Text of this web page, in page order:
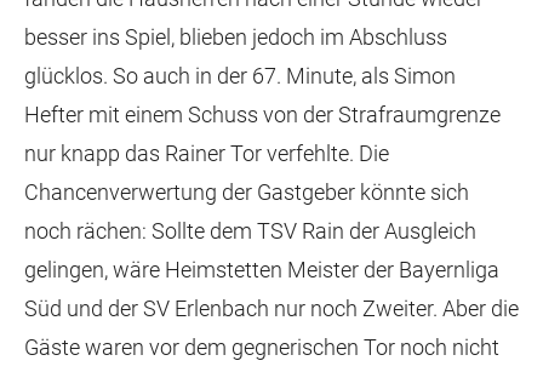
besser ins Spiel, blieben jedoch im Abschluss
glücklos. So auch in der 67. Minute, als Simon
Hefter mit einem Schuss von der Strafraumgrenze
nur knapp das Rainer Tor verfehlte. Die
Chancenverwertung der Gastgeber könnte sich
noch rächen: Sollte dem TSV Rain der Ausgleich
gelingen, wäre Heimstetten Meister der Bayernliga
Süd und der SV Erlenbach nur noch Zweiter. Aber die
Gäste waren vor dem gegnerischen Tor noch nicht